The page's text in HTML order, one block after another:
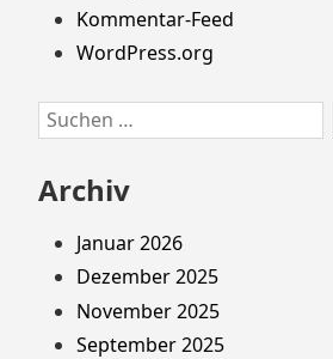
Kommentar-Feed
WordPress.org
Suchen
nach:
Archiv
Januar 2026
Dezember 2025
November 2025
September 2025